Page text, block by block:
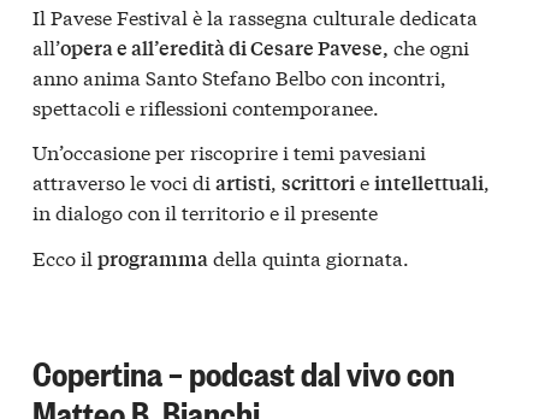
Il Pavese Festival è la rassegna culturale dedicata
all’opera e all’eredità di Cesare Pavese, che ogni
anno anima Santo Stefano Belbo con incontri,
spettacoli e riflessioni contemporanee.
Un’occasione per riscoprire i temi pavesiani
attraverso le voci di artisti, scrittorieintellettuali,
in dialogo con il territorio e il presente
Ecco il programmadella quinta giornata.
Copertina – podcast dal vivo con